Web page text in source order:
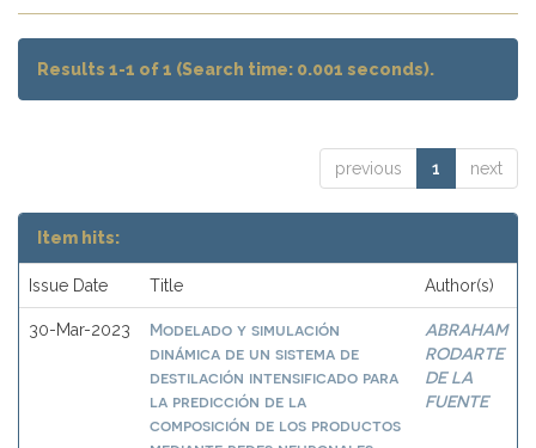
Results 1-1 of 1 (Search time: 0.001 seconds).
previous 1 next
Item hits:
Issue Date Title Author(s)
30-Mar-2023
Modelado y simulación
dinámica de un sistema de
destilación intensificado para
la predicción de la
composición de los productos
ABRAHAM
RODARTE
DE LA
FUENTE